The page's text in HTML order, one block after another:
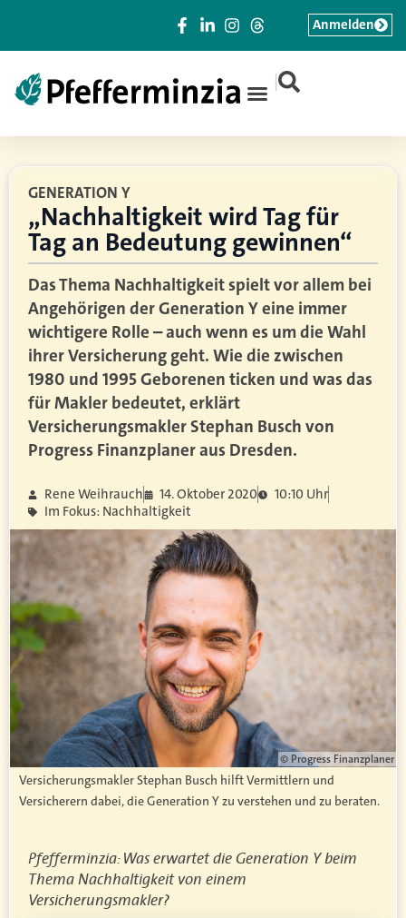
|
Anmelden
GENERATION Y
„Nachhaltigkeit wird Tag für
Tag an Bedeutung gewinnen“
Das Thema Nachhaltigkeit spielt vor allem bei
Angehörigen der Generation Y eine immer
wichtigere Rolle – auch wenn es um die Wahl
ihrer Versicherung geht. Wie die zwischen
1980 und 1995 Geborenen ticken und was das
für Makler bedeutet, erklärt
Versicherungsmakler Stephan Busch von
Progress Finanzplaner aus Dresden.
Rene Weihrauch 14. Oktober 2020
10:10 Uhr
Im Fokus: Nachhaltigkeit
© Progress Finanzplaner
Versicherungsmakler Stephan Busch hilft Vermittlern und
Versicherern dabei, die Generation Y zu verstehen und zu beraten.
Pfefferminzia: Was erwartet die Generation Y beim
Thema Nachhaltigkeit von einem
Versicherungsmakler?